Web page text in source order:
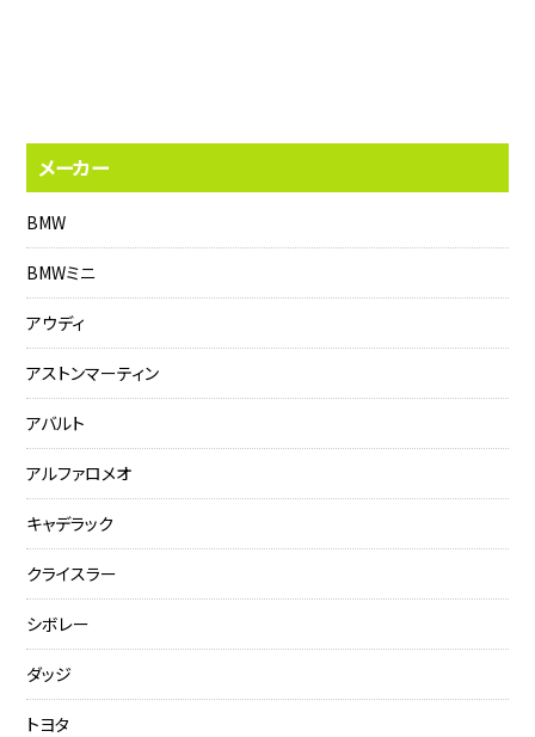
メーカー
BMW
BMWミニ
アウディ
アストンマーティン
アバルト
アルファロメオ
キャデラック
クライスラー
シボレー
ダッジ
トヨタ